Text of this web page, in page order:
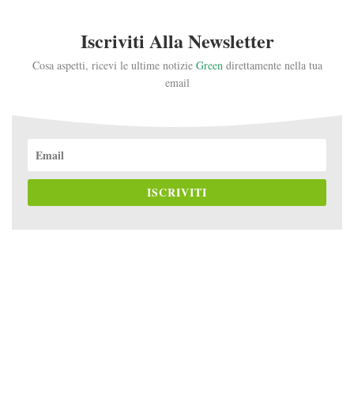
Iscriviti Alla Newsletter
Cosa aspetti, ricevi le ultime notizie Greendirettamente nella tua
email
ISCRIVITI